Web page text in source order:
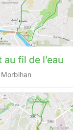
fil de l’eau
Morbihan